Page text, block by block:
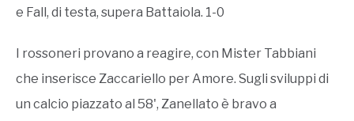
e Fall, di testa, supera Battaiola. 1-0
I rossoneri provano a reagire, con Mister Tabbiani
che inserisce Zaccariello per Amore. Sugli sviluppi di
un calcio piazzato al 58', Zanellato è bravo a